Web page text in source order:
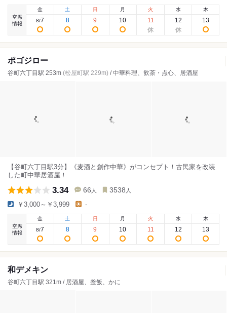
空席
情報
金
8/7
土
8
日
9
月
10
火
11
水
12
木
13
ポゴジロー
谷町六丁目駅 253m (松屋町駅 229m) / 中華料理、飲茶・点心、居酒屋
【谷町六丁目駅3分】《麦酒と創作中華》がコンセプト！古民家を改装
した町中華居酒屋！
3.34 66 人 3538 人
￥3,000～￥3,999 -
空席
情報
金
8/7
土
8
日
9
月
10
火
11
水
12
木
13
和デメキン
谷町六丁目駅 321m / 居酒屋、釜飯、かに